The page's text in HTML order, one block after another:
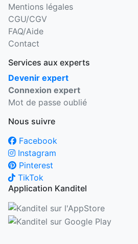
Mentions légales
CGU/CGV
FAQ/Aide
Contact
Services aux experts
Devenir expert
Connexion expert
Mot de passe oublié
Nous suivre
Facebook
Instagram
Pinterest
TikTok
Application Kanditel